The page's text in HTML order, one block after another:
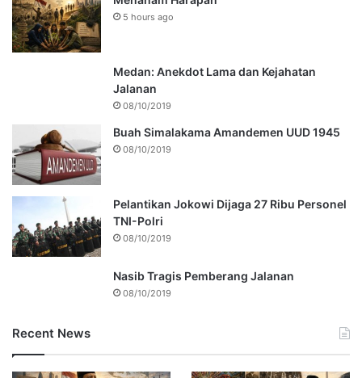
5 hours ago
Medan: Anekdot Lama dan Kejahatan
Jalanan
08/10/2019
Buah Simalakama Amandemen UUD 1945
08/10/2019
Pelantikan Jokowi Dijaga 27 Ribu Personel
TNI-Polri
08/10/2019
Nasib Tragis Pemberang Jalanan
08/10/2019
Recent News